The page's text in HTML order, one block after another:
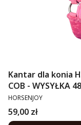
Kantar dla konia
COB - WYSYŁKA
PRODUCENT
HORSENJOY
Cena
59,00 zł